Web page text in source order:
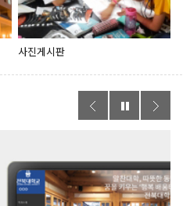
사진게시판